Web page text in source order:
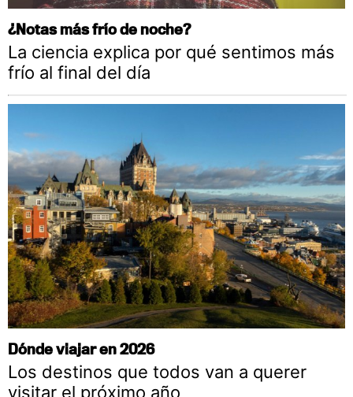
¿Notas más frío de noche?
La ciencia explica por qué sentimos más
frío al final del día
Dónde viajar en 2026
Los destinos que todos van a querer
visitar el próximo año